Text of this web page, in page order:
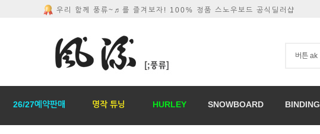
우리 함께 풍류~♬를 즐겨보자! 100% 정품 스노우보드 공식딜러샵
26/27예약판매 명작 튜닝 HURLEY SNOWBOARD BINDING